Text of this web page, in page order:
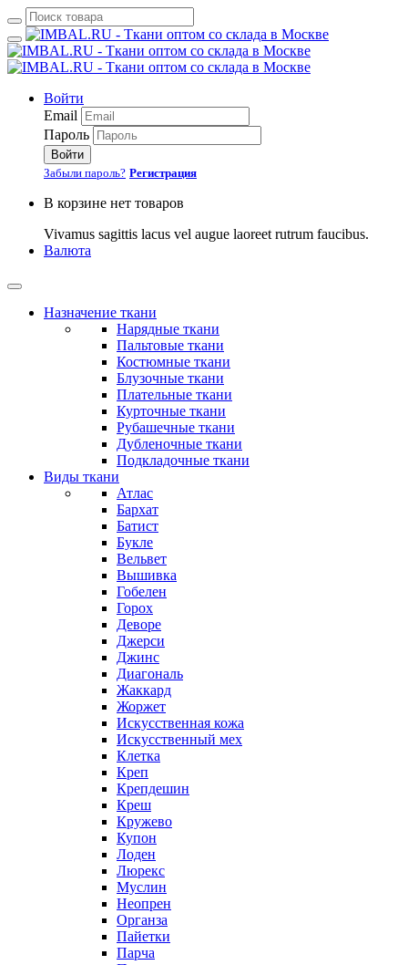
Войти
Email
Пароль
Войти
Забыли пароль? Регистрация
В корзине нет товаров
Vivamus sagittis lacus vel augue laoreet rutrum faucibus.
Валюта
Назначение ткани
Нарядные ткани
Пальтовые ткани
Костюмные ткани
Блузочные ткани
Плательные ткани
Курточные ткани
Рубашечные ткани
Дубленочные ткани
Подкладочные ткани
Виды ткани
Атлас
Бархат
Батист
Букле
Вельвет
Вышивка
Гобелен
Горох
Деворе
Джерси
Джинс
Диагональ
Жаккард
Жоржет
Искусственная кожа
Искусственный мех
Клетка
Креп
Крепдешин
Креш
Кружево
Купон
Лоден
Люрекс
Муслин
Неопрен
Органза
Пайетки
Парча